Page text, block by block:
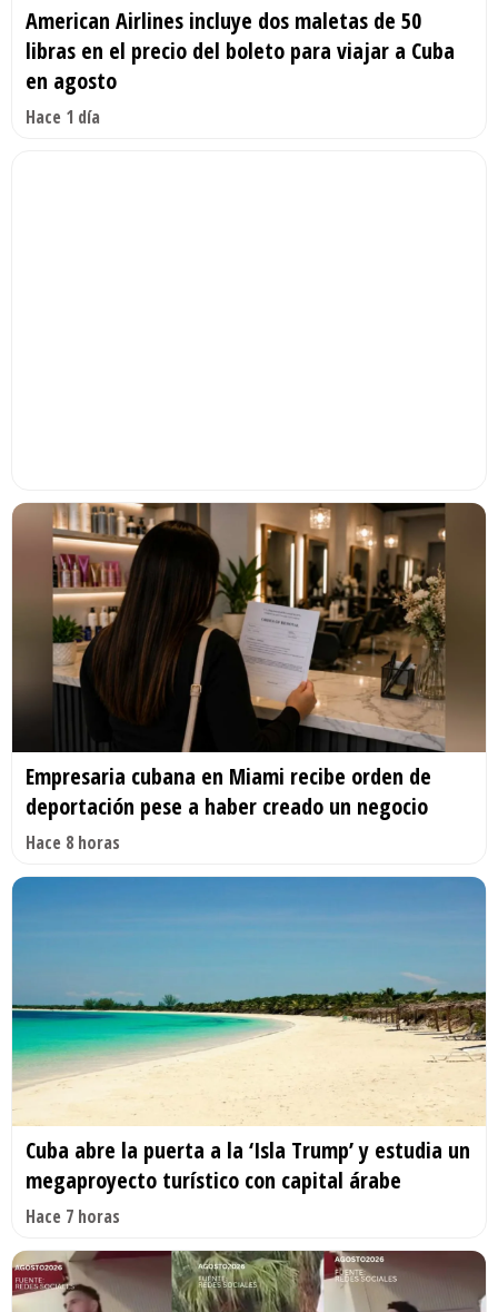
American Airlines incluye dos maletas de 50
libras en el precio del boleto para viajar a Cuba
en agosto
Hace 1 día
Empresaria cubana en Miami recibe orden de
deportación pese a haber creado un negocio
Hace 8 horas
Cuba abre la puerta a la ‘Isla Trump’ y estudia un
megaproyecto turístico con capital árabe
Hace 7 horas